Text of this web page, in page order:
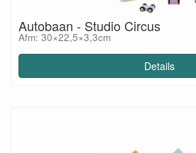
Autobaan - Studio Circus
Afm: 30×22,5×3,3cm
Details